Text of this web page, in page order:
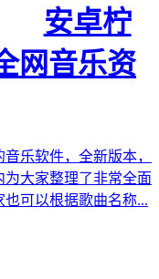
安卓柠
网音乐资
乐软件，全新版本，
大家整理了非常全面
可以根据歌曲名称...